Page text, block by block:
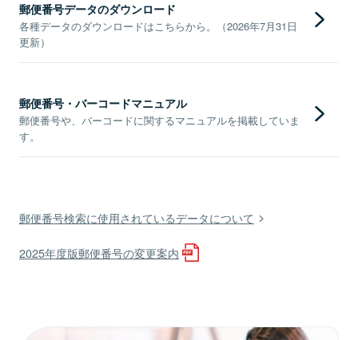
郵便番号データのダウンロード
各種データのダウンロードはこちらから。（2026年7月31日
更新）
郵便番号・バーコードマニュアル
郵便番号や、バーコードに関するマニュアルを掲載していま
す。
郵便番号検索に使用されているデータについて
2025年度版郵便番号の変更案内